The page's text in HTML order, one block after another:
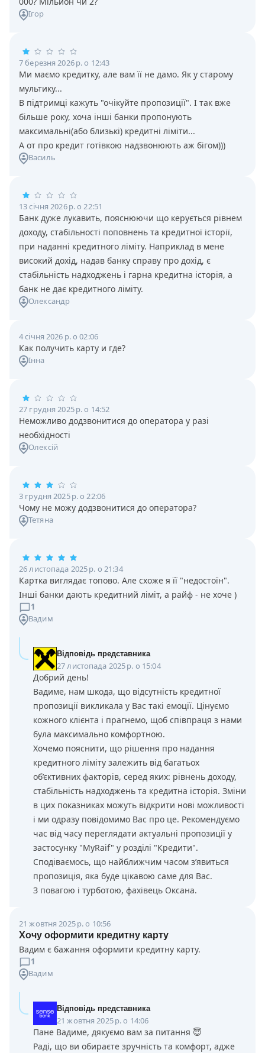
Ігор
7 березня 2026 р. о 12:43
Ми маємо кредитку, але вам її не дамо. Як у старому
мультику...
В підтримці кажуть "очікуйте пропозиції". І так вже
більше року, хоча інші банки пропонують
максимальні(або близькі) кредитні ліміти...
А от про кредит готівкою надзвонюють аж бігом)))
Василь
13 січня 2026 р. о 22:51
Банк дуже лукавить, пояснюючи що керується рівнем
доходу, стабільності поповнень та кредитної історії,
при наданні кредитного ліміту. Наприклад в мене
високий дохід, надав банку справу про дохід, є
стабільність надходжень і гарна кредитна історія, а
банк не дає кредитного ліміту.
Олександр
4 січня 2026 р. о 02:06
Как получить карту и где?
Інна
27 грудня 2025 р. о 14:52
Неможливо додзвонитися до оператора у разі
необхідності
Олексій
3 грудня 2025 р. о 22:06
Чому не можу додзвонитися до оператора?
Тетяна
26 листопада 2025 р. о 21:34
Картка виглядає топово. Але схоже я її "недостоїн".
Інші банки дають кредитний ліміт, а райф - не хоче )
1
Вадим
Відповідь представника
27 листопада 2025 р. о 15:04
Добрий день!
Вадиме, нам шкода, що відсутність кредитної
пропозиції викликала у Вас такі емоції. Цінуємо
кожного клієнта і прагнемо, щоб співпраця з нами
була максимально комфортною.
Хочемо пояснити, що рішення про надання
кредитного ліміту залежить від багатьох
об’єктивних факторів, серед яких: рівнень доходу,
стабільність надходжень та кредитна історія. Зміни
в цих показниках можуть відкрити нові можливості
і ми одразу повідомимо Вас про це. Рекомендуємо
час від часу переглядати актуальні пропозиції у
застосунку "MyRaif" у розділі "Кредити".
Сподіваємось, що найближчим часом з’явиться
пропозиція, яка буде цікавою саме для Вас.
З повагою і турботою, фахівець Оксана.
21 жовтня 2025 р. о 10:56
Хочу оформити кредитну карту
Вадим є бажання оформити кредитну карту.
1
Вадим
Відповідь представника
21 жовтня 2025 р. о 14:06
Пане Вадиме, дякуємо вам за питання 😇
Раді, що ви обираєте зручність та комфорт, адже